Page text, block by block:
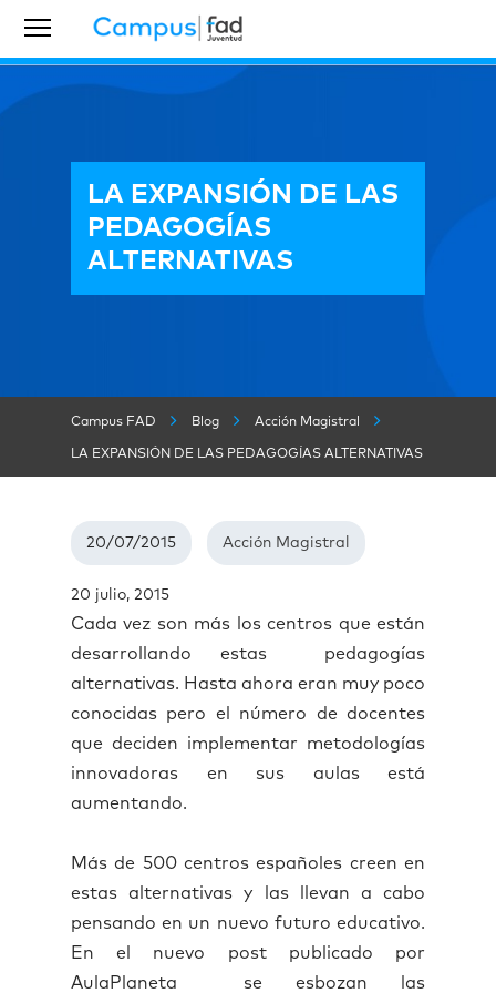
LA EXPANSIÓN DE LAS
PEDAGOGÍAS
ALTERNATIVAS
Campus FAD Blog Acción Magistral
LA EXPANSIÓN DE LAS PEDAGOGÍAS ALTERNATIVAS
20/07/2015 Acción Magistral
20 julio, 2015
Cada vez son más los centros que están
desarrollando estas pedagogías
alternativas. Hasta ahora eran muy poco
conocidas pero el número de docentes
que deciden implementar metodologías
innovadoras en sus aulas está
aumentando.
Más de 500 centros españoles creen en
estas alternativas y las llevan a cabo
pensando en un nuevo futuro educativo.
En el nuevo post publicado por
AulaPlaneta se esbozan las